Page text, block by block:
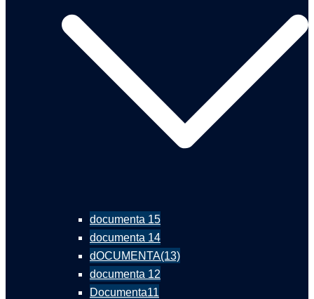
documenta 15
documenta 14
dOCUMENTA(13)
documenta 12
Documenta11